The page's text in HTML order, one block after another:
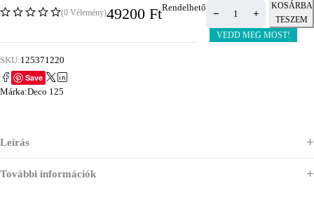
(0 Vélemény)49200 FtRendelhető
KOSÁRBA
TESZEM
VEDD MEG MOST!
SKU:125371220
Save
Márka:Deco 125
Leírás
További információk